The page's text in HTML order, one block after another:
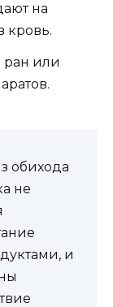
на
кровь.
ран или
обихода
не
и